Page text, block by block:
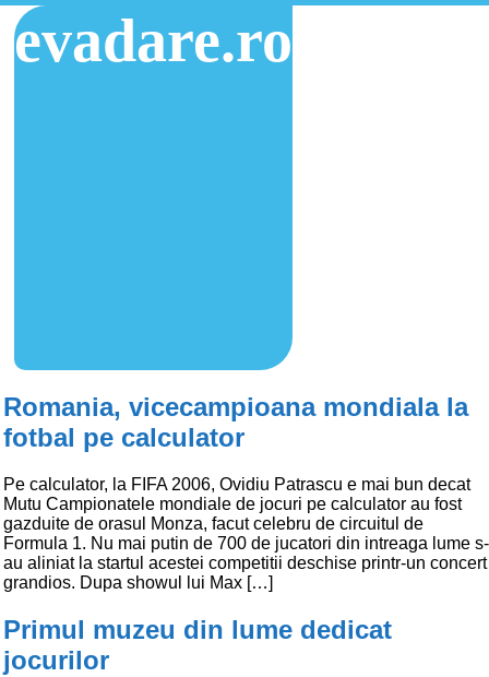
evadare.ro
Romania, vicecampioana mondiala la
fotbal pe calculator
Pe calculator, la FIFA 2006, Ovidiu Patrascu e mai bun decat
Mutu Campionatele mondiale de jocuri pe calculator au fost
gazduite de orasul Monza, facut celebru de circuitul de
Formula 1. Nu mai putin de 700 de jucatori din intreaga lume s-
au aliniat la startul acestei competitii deschise printr-un concert
grandios. Dupa showul lui Max […]
Primul muzeu din lume dedicat
jocurilor